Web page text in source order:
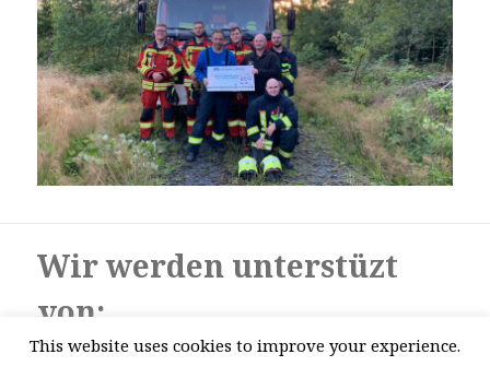
Wir werden unterstüzt
von:
This website uses cookies to improve your experience.